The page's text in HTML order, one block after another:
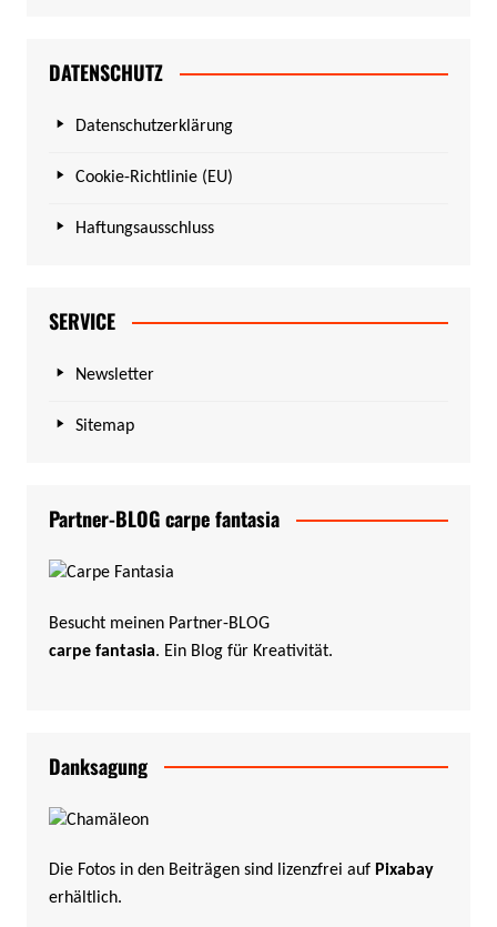
DATENSCHUTZ
Datenschutzerklärung
Cookie-Richtlinie (EU)
Haftungsausschluss
SERVICE
Newsletter
Sitemap
Partner-BLOG carpe fantasia
Besucht meinen Partner-BLOG
carpe fantasia. Ein Blog für Kreativität.
Danksagung
Die Fotos in den Beiträgen sind lizenzfrei auf Pixabay
erhältlich.